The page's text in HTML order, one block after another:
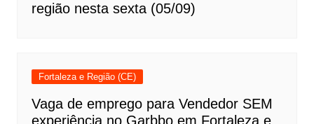
região nesta sexta (05/09)
Fortaleza e Região (CE)
Vaga de emprego para Vendedor SEM
experiência no Garbbo em Fortaleza e